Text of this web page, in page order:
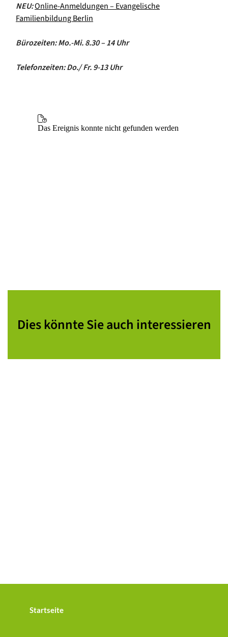
NEU:Online-Anmeldungen – Evangelische
Familienbildung Berlin
Bürozeiten: Mo.-Mi. 8.30 – 14 Uhr
Telefonzeiten: Do./ Fr. 9-13 Uhr
Dies könnte Sie auch interessieren
Startseite